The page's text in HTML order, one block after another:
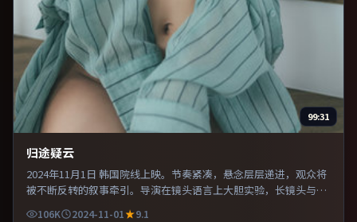
99:31
归途疑云
2024年11月1日 韩国院线上映。节奏紧凑，悬念层层递进，观众将
被不断反转的叙事牵引。导演在镜头语言上大胆实验，长镜头与特
106K 2024-11-01
9.1